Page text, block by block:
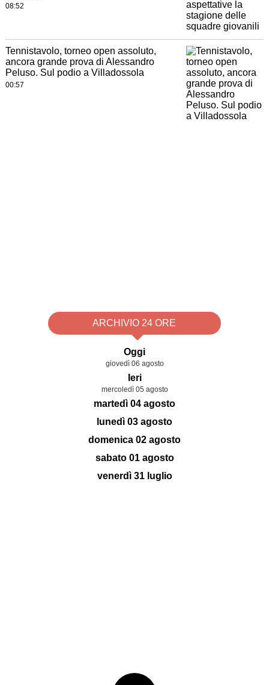
08:52
Tennistavolo, torneo open assoluto,
ancora grande prova di Alessandro
Peluso. Sul podio a Villadossola
00:57
ARCHIVIO 24 ORE
Oggi
giovedì 06 agosto
Ieri
mercoledì 05 agosto
martedì 04 agosto
lunedì 03 agosto
domenica 02 agosto
sabato 01 agosto
venerdì 31 luglio